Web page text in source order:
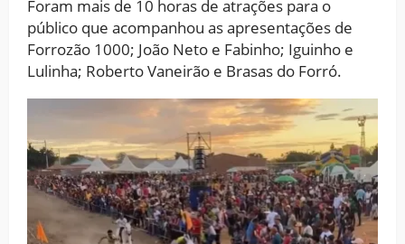
Foram mais de 10 horas de atrações para o
público que acompanhou as apresentações de
Forrozão 1000; João Neto e Fabinho; Iguinho e
Lulinha; Roberto Vaneirão e Brasas do Forró.